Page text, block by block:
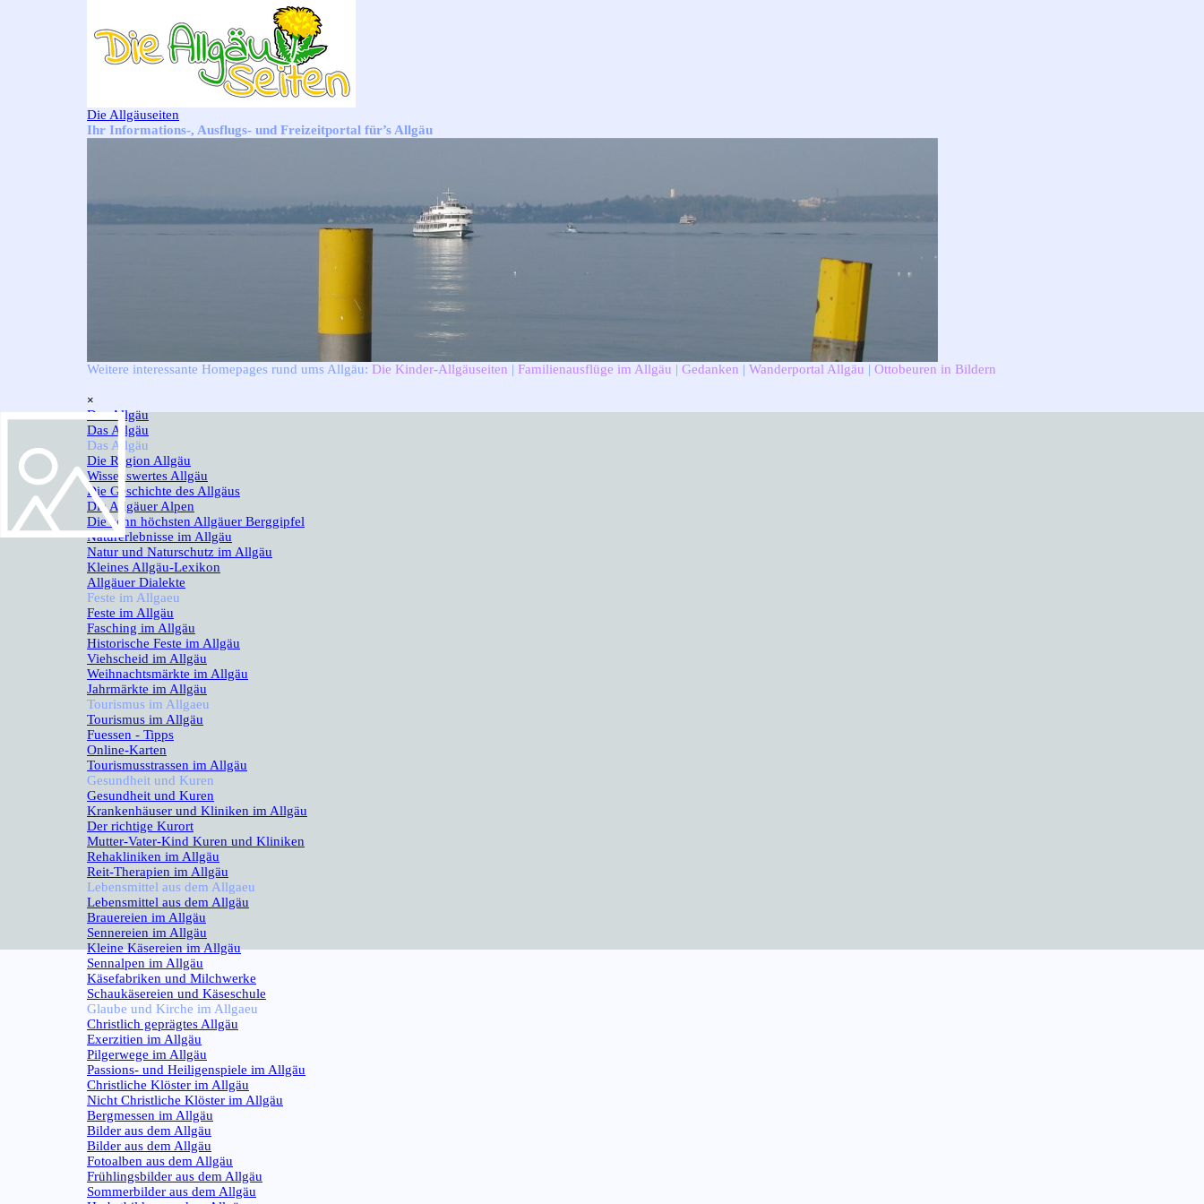
Die Allgäuseiten
Ihr Informations-, Ausflugs- und Freizeitportal für’s Allgäu
Weitere interessante Homepages rund ums Allgäu: Die Kinder-Allgäuseiten | Familienausflüge im Allgäu | Gedanken | Wanderportal Allgäu | Ottobeuren in Bildern
×
Das Allgäu▼
Das Allgäu
Das Allgäu
Die Region Allgäu
Wissenswertes Allgäu
Die Geschichte des Allgäus
Die Allgäuer Alpen
Die zehn höchsten Allgäuer Berggipfel
Naturerlebnisse im Allgäu
Natur und Naturschutz im Allgäu
Kleines Allgäu-Lexikon
Allgäuer Dialekte
Feste im Allgaeu
Feste im Allgäu
Fasching im Allgäu
Historische Feste im Allgäu
Viehscheid im Allgäu
Weihnachtsmärkte im Allgäu
Jahrmärkte im Allgäu
Tourismus im Allgaeu
Tourismus im Allgäu
Fuessen - Tipps
Online-Karten
Tourismusstrassen im Allgäu
Gesundheit und Kuren
Gesundheit und Kuren
Krankenhäuser und Kliniken im Allgäu
Der richtige Kurort
Mutter-Vater-Kind Kuren und Kliniken
Rehakliniken im Allgäu
Reit-Therapien im Allgäu
Lebensmittel aus dem Allgaeu
Lebensmittel aus dem Allgäu
Brauereien im Allgäu
Sennereien im Allgäu
Kleine Käsereien im Allgäu
Sennalpen im Allgäu
Käsefabriken und Milchwerke
Schaukäsereien und Käseschule
Glaube und Kirche im Allgaeu
Christlich geprägtes Allgäu
Exerzitien im Allgäu
Pilgerwege im Allgäu
Passions- und Heiligenspiele im Allgäu
Christliche Klöster im Allgäu
Nicht Christliche Klöster im Allgäu
Bergmessen im Allgäu
Bilder aus dem Allgäu
Bilder aus dem Allgäu
Fotoalben aus dem Allgäu
Frühlingsbilder aus dem Allgäu
Sommerbilder aus dem Allgäu